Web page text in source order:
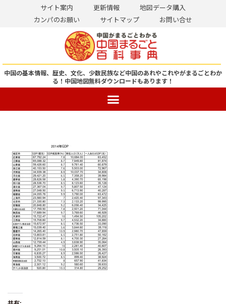
ン
ツ
ス
プ
サイト案内 更新情報
地図データ購入
カンパのお願い
サイトマップ お問い合せ
中国の基本情報、歴史、文化、少数民族など中国のあれやこれやがまるごとわか
る！ 中国地図無料ダウンロードもあります！